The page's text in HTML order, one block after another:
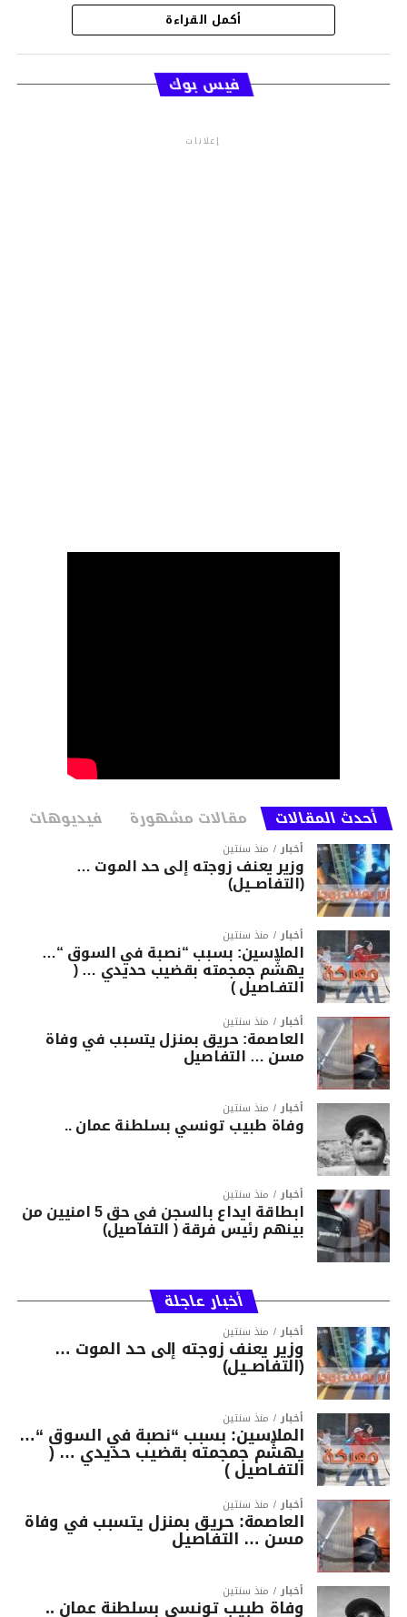
قسم الاخبار
أكمل القراءة
فيس بوك
إعلانات
أحدث المقالات مقالات مشهورة فيديوهات
أخبار منذ سنتين
وزير يعنف زوجته إلى حد الموت …
(التفاصــيل)
أخبار منذ سنتين
الملاسين: بسبب “نصبة في السوق “…
يهشّم جمجمته بقضيب حديدي … (
التفـاصيل )
أخبار منذ سنتين
العاصمة: حريق بمنزل يتسبب في وفاة
مسن … التفاصيل
أخبار منذ سنتين
وفاة طبيب تونسي بسلطنة عمان ..
أخبار منذ سنتين
ابطاقة ايداع بالسجن في حق 5 امنيين من
بينهم رئيس فرقة ( التفاصيل)
أخبار عاجلة
أخبار منذ سنتين
وزير يعنف زوجته إلى حد الموت …
(التفاصــيل)
أخبار منذ سنتين
الملاسين: بسبب “نصبة في السوق “…
يهشّم جمجمته بقضيب حديدي … (
التفـاصيل )
أخبار منذ سنتين
العاصمة: حريق بمنزل يتسبب في وفاة
مسن … التفاصيل
أخبار منذ سنتين
وفاة طبيب تونسي بسلطنة عمان ..